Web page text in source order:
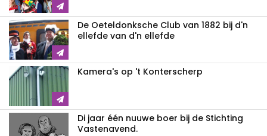
De Oeteldonksche Club van 1882 bij d'n
ellefde van d'n ellefde
Kamera's op 't Konterscherp
Di jaar één nuuwe boer bij de Stichting
Vastenavend.